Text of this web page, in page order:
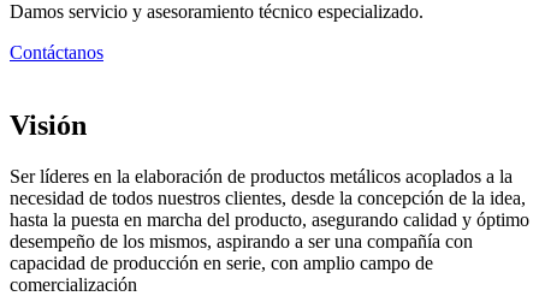
Damos servicio y asesoramiento técnico especializado.
Contáctanos
Visión
Ser líderes en la elaboración de productos metálicos acoplados a la
necesidad de todos nuestros clientes, desde la concepción de la idea,
hasta la puesta en marcha del producto, asegurando calidad y óptimo
desempeño de los mismos, aspirando a ser una compañía con
capacidad de producción en serie, con amplio campo de
comercialización